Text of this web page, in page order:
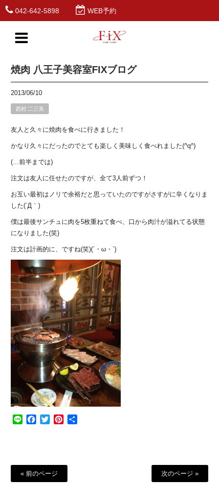
042-642-5898 WEB予約
焼肉 八王子美容室FIXブログ
2013/06/10
西村 二三美
友人と久々に焼肉を食べに行きました！
かなり久々にだったのでとても楽しく美味しく食べれました(^q^)
(…前半までは)
注文は友人に任せたのですが、全て3人前ずつ！
お互い最初はノリで余裕だと思っていたのですがさすがに辛くなりま
した(´Д｀)
僕は最後サンチュに肉を5枚重ねて食べ、口から肉汁が溢れてる状態
になりました(笑)
注文は計画的に、ですね(笑)(´・ω・`)
Line Facebook
TwitterPinterest
« 前のページ 次のページ »